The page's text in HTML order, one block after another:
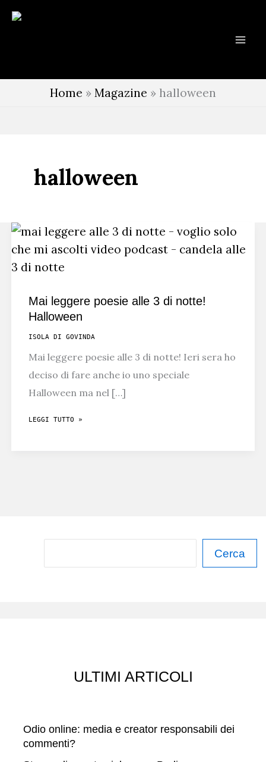
Vai
Home » Magazine » halloween
halloween
Mai leggere poesie alle 3 di notte!
Halloween
ISOLA DI GOVINDA
Mai leggere poesie alle 3 di notte! Ieri sera ho
deciso di fare anche io uno speciale
Halloween ma nel […]
MAI
LEGGI TUTTO »
Cerca
ULTIMI ARTICOLI
Odio online: media e creator responsabili dei
commenti?